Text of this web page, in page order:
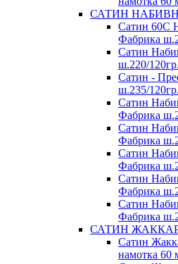
САТИН
Сатин 60С
Фабрика
Сатин
ш.220/
Сатин -
ш.235/
Сатин
Фабрика
Сатин
Фабрика
Сатин
Фабрика
Сатин
Фабрика
Сатин
Фабрика
САТИН
Сатин
намотка 60